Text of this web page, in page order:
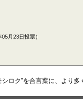
月23日投票）
ロク”を合言葉に、より